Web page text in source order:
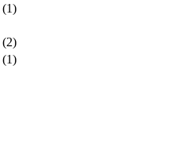
(1)
(2)
(1)